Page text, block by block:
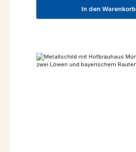
In den Warenkorb